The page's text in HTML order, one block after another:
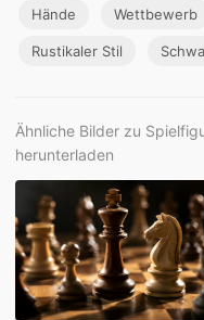
Hände Wettbewerb
Rustikaler Stil
Ähnliche Bilder zu
herunterladen